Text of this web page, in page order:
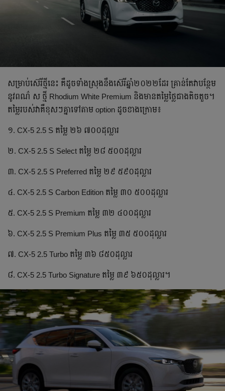
សម្រាប់ស៊េរីថ្មីនេះ គឺដូចទាំងស្រុងនឹងស៊េរីឆ្នាំ២០២២ដែរ គ្រាន់តែវាបន្ថែម
នូវពណ៌ ស ថ្មី Rhodium White Premium និងមានតម្លៃថ្លៃជាងតិចតួច។
តម្លៃរបស់វាគឺខុសៗគ្នាទៅតាម option ដូចខាងក្រោម៖
១. CX-5 2.5 S តម្លៃ ២៦ ៧០០ដុល្លារ
២. CX-5 2.5 S Select តម្លៃ ២៨ ៥០០ដុល្លារ
៣. CX-5 2.5 S Preferred តម្លៃ ២៩ ៥៩០ដុល្លារ
៤. CX-5 2.5 S Carbon Edition តម្លៃ ៣០ ៥០០ដុល្លារ
៥. CX-5 2.5 S Premium តម្លៃ ៣២ ៤០០ដុល្លារ
៦. CX-5 2.5 S Premium Plus តម្លៃ ៣៥ ៥០០ដុល្លារ
៧. CX-5 2.5 Turbo តម្លៃ ៣៦ ៨៥០ដុល្លារ
៨. CX-5 2.5 Turbo Signature តម្លៃ ៣៩ ៦៥០ដុល្លារ។